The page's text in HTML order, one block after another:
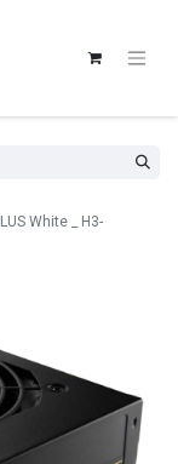
White _ H3-